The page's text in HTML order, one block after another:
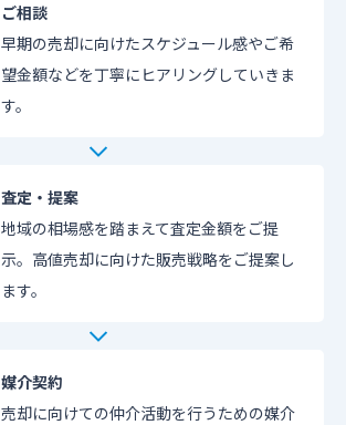
ご相談
早期の売却に向けたスケジュール感やご希
望金額などを丁寧にヒアリングしていきま
す。
査定・提案
地域の相場感を踏まえて査定金額をご提
示。高値売却に向けた販売戦略をご提案し
ます。
媒介契約
売却に向けての仲介活動を行うための媒介